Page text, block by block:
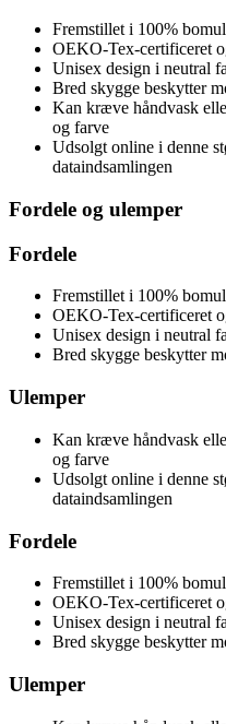
Fremstillet i 100%
OEKO-Tex-certificeret
Unisex design i neutral
Bred skygge beskytter
Kan kræve håndvask
og farve
Udsolgt online i denne
dataindsamlingen
Fordele og ulemper
Fordele
Fremstillet i 100%
OEKO-Tex-certificeret
Unisex design i neutral
Bred skygge beskytter
Ulemper
Kan kræve håndvask
og farve
Udsolgt online i denne
dataindsamlingen
Fordele
Fremstillet i 100%
OEKO-Tex-certificeret
Unisex design i neutral
Bred skygge beskytter
Ulemper